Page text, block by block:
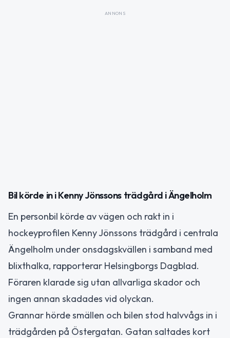
ANNONS
Bil körde in i Kenny Jönssons trädgård i Ängelholm
En personbil körde av vägen och rakt in i
hockeyprofilen Kenny Jönssons trädgård i centrala
Ängelholm under onsdagskvällen i samband med
blixthalka, rapporterar Helsingborgs Dagblad.
Föraren klarade sig utan allvarliga skador och
ingen annan skadades vid olyckan.
Grannar hörde smällen och bilen stod halvvågs in i
trädgården på Östergatan. Gatan saltades kort